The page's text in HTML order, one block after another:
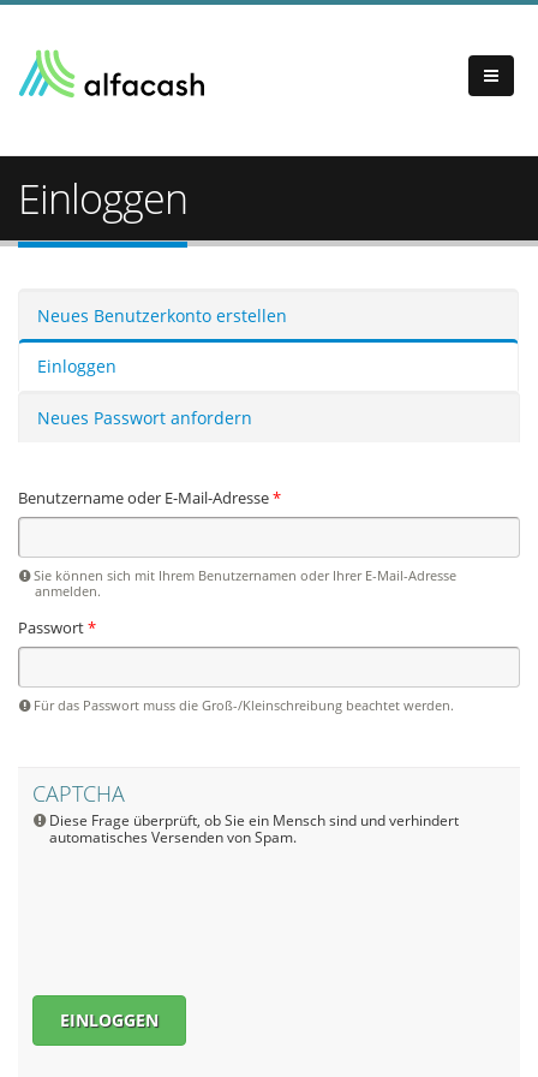
Einloggen
Haupt-Reiter
Neues Benutzerkonto erstellen
Einloggen
Neues Passwort anfordern
Benutzername oder E-Mail-Adresse*
Sie können sich mit Ihrem Benutzernamen oder Ihrer E-Mail-Adresse
anmelden.
Passwort*
Für das Passwort muss die Groß-/Kleinschreibung beachtet werden.
CAPTCHA
Diese Frage überprüft, ob Sie ein Mensch sind und verhindert
automatisches Versenden von Spam.